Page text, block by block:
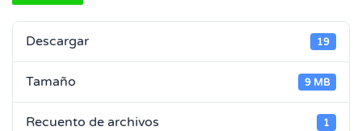
Descargar 19
Tamaño 9 MB
Recuento de archivos 1